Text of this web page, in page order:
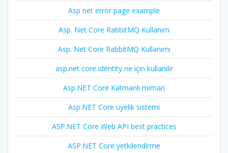
Asp net error page example
Asp. Net Core RabbitMQ Kullanım
Asp. Net Core RabbitMQ Kullanımı
asp.net core identity ne için kullanılır
Asp.NET Core Katmanlı mimari
Asp.NET Core üyelik sistemi
ASP.NET Core Web API best practices
ASP.NET Core yetkilendirme